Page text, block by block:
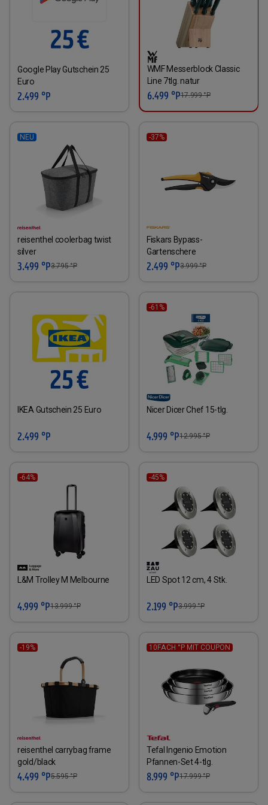
Google Play Gutschein 25
Euro
2.499 °P
WMF Messerblock Classic
Line 7tlg. natur
6.499 °P17.999°P
NEU
reisenthel coolerbag twist
silver
3.499 °P3.795°P
-37%
Fiskars Bypass-
Gartenschere
2.499 °P3.999°P
IKEA Gutschein 25 Euro
2.499 °P
-61%
Nicer Dicer Chef 15-tlg.
4.999 °P12.995°P
-64%
L&M Trolley M Melbourne
4.999 °P13.999°P
-45%
LED Spot 12 cm, 4 Stk.
2.199 °P3.999°P
-19%
reisenthel carrybag frame
gold/black
4.499 °P5.595°P
10FACH °P MIT COUPON
Tefal Ingenio Emotion
Pfannen-Set 4-tlg.
8.999 °P17.999°P